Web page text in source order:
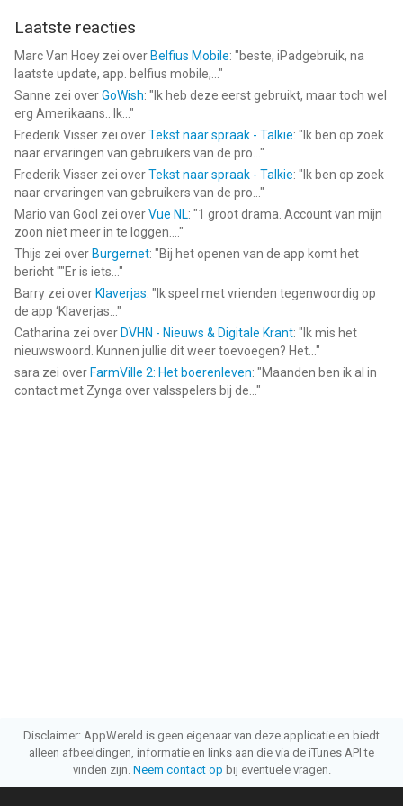
Laatste reacties
Marc Van Hoey zei over Belfius Mobile: "beste, iPadgebruik, na
laatste update, app. belfius mobile,... "
Sanne zei overGoWish: " Ik heb deze eerst gebruikt, maar toch wel
erg Amerikaans.. Ik... "
Frederik Visser zei overTekst naar spraak - Talkie: " Ik ben op zoek
naar ervaringen van gebruikers van de pro... "
Frederik Visser zei overTekst naar spraak - Talkie: " Ik ben op zoek
naar ervaringen van gebruikers van de pro... "
Mario van Gool zei overVue NL: "1 groot drama. Account van mijn
zoon niet meer in te loggen.... "
Thijs zei over Burgernet: "Bij het openen van de app komt het
bericht ""Er is iets... "
Barry zei over Klaverjas: " Ik speel met vrienden tegenwoordig op
de app ‘Klaverjas... "
Catharina zei over DVHN - Nieuws & Digitale Krant: " Ik mis het
nieuwswoord. Kunnen jullie dit weer toevoegen? Het... "
sara zei over FarmVille 2: Het boerenleven: "Maanden ben ik al in
contact met Zynga over valsspelers bij de... "
Disclaimer: AppWereld is geen eigenaar van deze applicatie en biedt
alleen afbeeldingen, informatie en links aan die via de iTunes API te
vinden zijn. Neem contact op bij eventuele vragen.